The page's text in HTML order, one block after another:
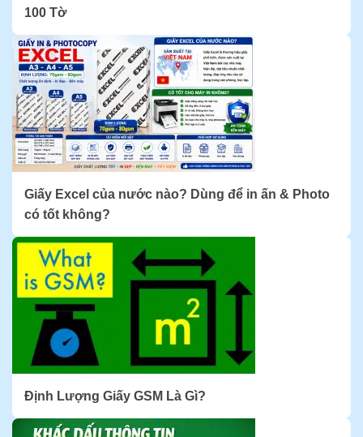
100 Tờ
Giấy Excel của nước nào? Dùng để in ấn & Photo
có tốt không?
Định Lượng Giấy GSM Là Gì?